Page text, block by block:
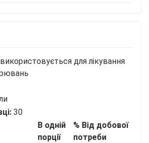
для лікування
30
В одній
порції
% Від добової
потреби